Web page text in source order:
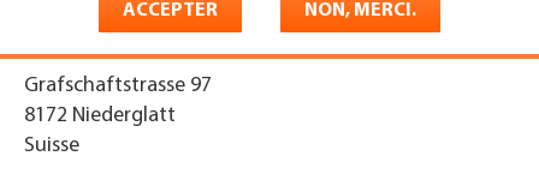
ACCEPTER NON, MERCI.
Adresse
Grafschaftstrasse 97
8172 Niederglatt
Suisse